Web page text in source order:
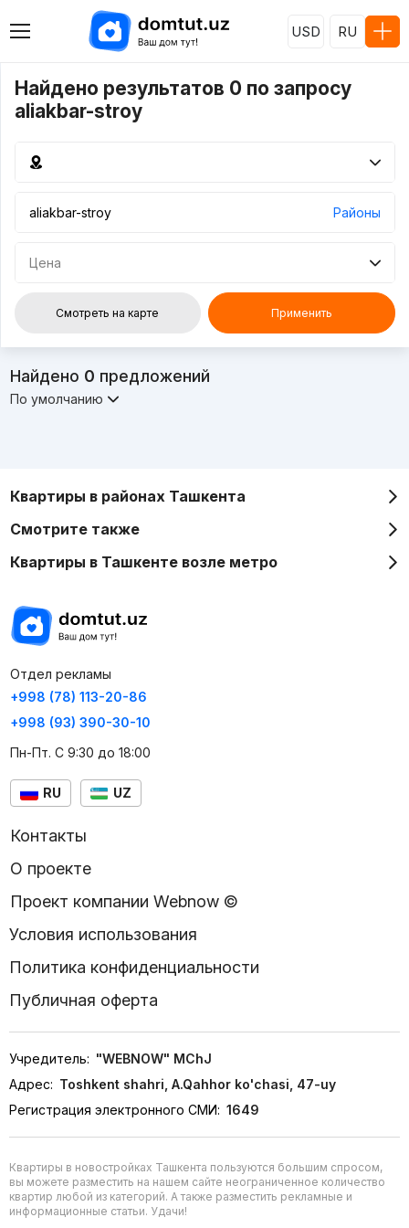
USD RU
Найдено результатов 0 по запросу
aliakbar-stroy
Районы
Цена
Смотреть на карте Применить
Найдено 0 предложений
По умолчанию
Квартиры в районах Ташкента
Смотрите также
Квартиры в Ташкенте возле метро
Отдел рекламы
+998 (78) 113-20-86
+998 (93) 390-30-10
Пн-Пт. С 9:30 до 18:00
RU UZ
Контакты
О проекте
Проект компании Webnow ©
Условия использования
Политика конфиденциальности
Публичная оферта
Учредитель: "WEBNOW" MChJ
Адрес: Toshkent shahri, A.Qahhor ko'chasi, 47-uy
Регистрация электронного СМИ: 1649
Квартиры в новостройках Ташкента пользуются большим спросом,
вы можете разместить на нашем сайте неограниченное количество
квартир любой из категорий. А также разместить рекламные и
информационные статьи. Удачи!